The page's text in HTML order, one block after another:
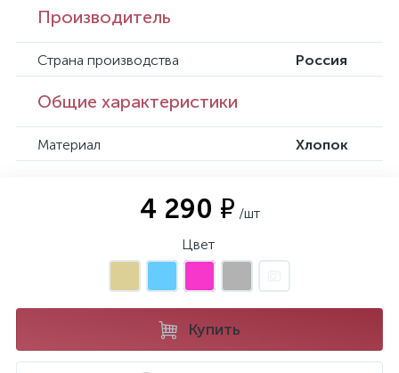
Производитель
Страна производства Россия
Общие характеристики
Материал Хлопок
4 290 ₽ /шт
Цвет
Купить